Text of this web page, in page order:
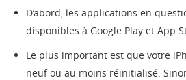
D’abord, les applications en
disponibles à Google Play et App
Le plus important est que votre
neuf ou au moins réinitialisé.